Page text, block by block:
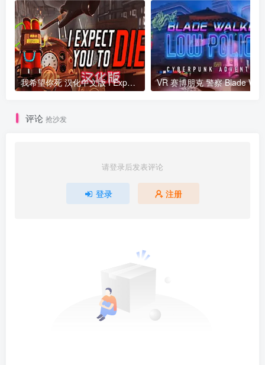
我希望你死 汉化中文版 I Expect You To Die VR
评论 抢沙发
请登录后发表评论
登录 注册